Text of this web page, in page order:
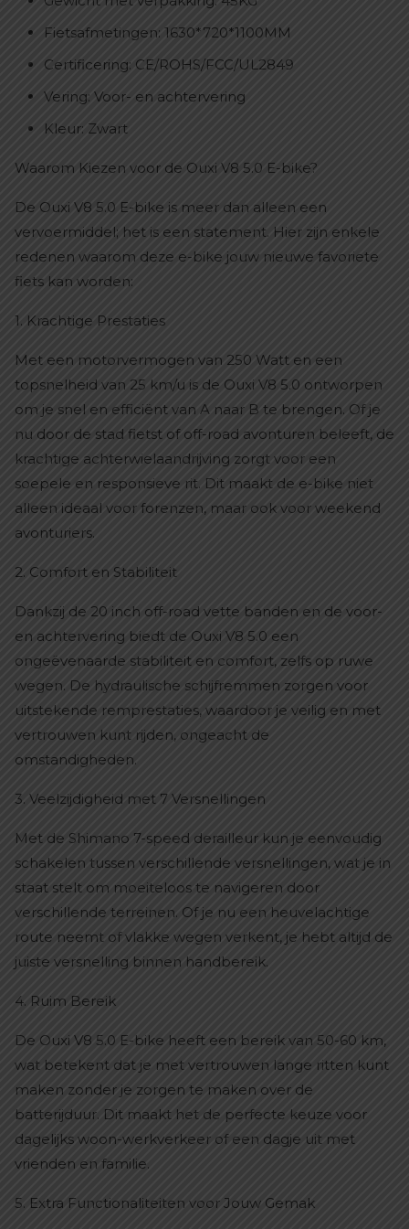
Fietsafmetingen: 1630*720*1100MM
Certificering: CE/ROHS/FCC/UL2849
Vering: Voor- en achtervering
Kleur: Zwart
Waarom Kiezen voor de Ouxi V8 5.0 E-bike?
De Ouxi V8 5.0 E-bike is meer dan alleen een
vervoermiddel; het is een statement. Hier zijn enkele
redenen waarom deze e-bike jouw nieuwe favoriete
fiets kan worden:
1. Krachtige Prestaties
Met een motorvermogen van 250 Watt en een
topsnelheid van 25 km/u is de Ouxi V8 5.0 ontworpen
om je snel en efficiënt van A naar B te brengen. Of je
nu door de stad fietst of off-road avonturen beleeft, de
krachtige achterwielaandrijving zorgt voor een
soepele en responsieve rit. Dit maakt de e-bike niet
alleen ideaal voor forenzen, maar ook voor weekend
avonturiers.
2. Comfort en Stabiliteit
Dankzij de 20 inch off-road vette banden en de voor-
en achtervering biedt de Ouxi V8 5.0 een
ongeëvenaarde stabiliteit en comfort, zelfs op ruwe
wegen. De hydraulische schijfremmen zorgen voor
uitstekende remprestaties, waardoor je veilig en met
vertrouwen kunt rijden, ongeacht de
omstandigheden.
3. Veelzijdigheid met 7 Versnellingen
Met de Shimano 7-speed derailleur kun je eenvoudig
schakelen tussen verschillende versnellingen, wat je in
staat stelt om moeiteloos te navigeren door
verschillende terreinen. Of je nu een heuvelachtige
route neemt of vlakke wegen verkent, je hebt altijd de
juiste versnelling binnen handbereik.
4. Ruim Bereik
De Ouxi V8 5.0 E-bike heeft een bereik van 50-60 km,
wat betekent dat je met vertrouwen lange ritten kunt
maken zonder je zorgen te maken over de
batterijduur. Dit maakt het de perfecte keuze voor
dagelijks woon-werkverkeer of een dagje uit met
vrienden en familie.
5. Extra Functionaliteiten voor Jouw Gemak